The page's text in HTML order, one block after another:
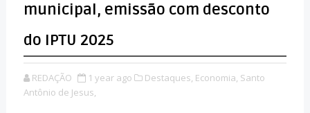
municipal, emissão com desconto
do IPTU 2025
REDAÇÃO 1 year ago Destaques, Economia, Santo
Antônio de Jesus,